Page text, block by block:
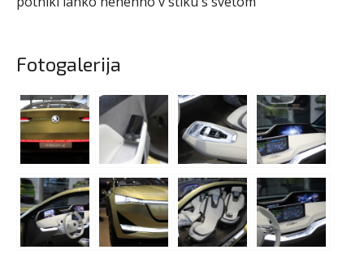
Fotogalerija